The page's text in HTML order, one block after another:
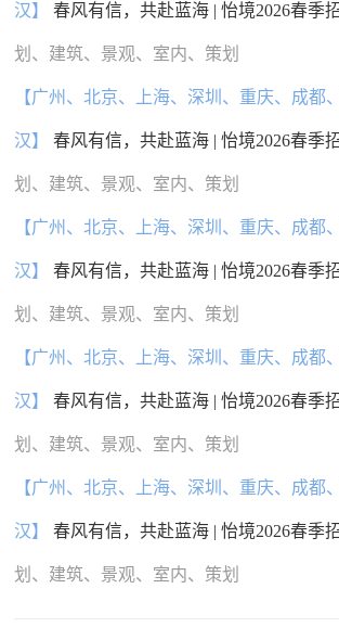
汉】 春风有信，共赴蓝海 | 怡境2026春季
划、建筑、景观、室内、策划
【广州、北京、上海、深圳、重庆、成都
汉】 春风有信，共赴蓝海 | 怡境2026春季
划、建筑、景观、室内、策划
【广州、北京、上海、深圳、重庆、成都
汉】 春风有信，共赴蓝海 | 怡境2026春季
划、建筑、景观、室内、策划
【广州、北京、上海、深圳、重庆、成都
汉】 春风有信，共赴蓝海 | 怡境2026春季
划、建筑、景观、室内、策划
【广州、北京、上海、深圳、重庆、成都
汉】 春风有信，共赴蓝海 | 怡境2026春季
划、建筑、景观、室内、策划